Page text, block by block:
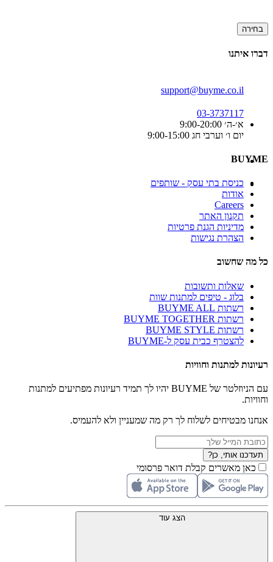
בחירה
דברו איתנו
support@buyme.co.il
03-3737117
א׳-ה׳ 9:00-20:00
יום ו׳ וערבי חג 9:00-15:00
BUYME
כניסת בתי עסק - שותפים
אודות
Careers
תקנון האתר
מדיניות הגנת פרטיות
הצהרת נגישות
כל מה שחשוב
שאלות ותשובות
בלוג - טיפים למתנות שוות
רשתות BUYME ALL
רשתות BUYME TOGETHER
רשתות BUYME STYLE
להצטרף כבית עסק ל-BUYME
רעיונות למתנות וחוויות
עם הניוזלטר של BUYME יהיו לך תמיד רעיונות מפתיעים למתנות
וחוויות.
אנחנו מבטיחים לשלוח לך רק מה שמעניין ולא להעמיס.
תעדכנו אותי, כן?
כאן מאשרים קבלת דואר פרסומי
הצג עוד